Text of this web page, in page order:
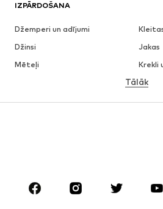
IZPĀRDOŠANA
Džemperi un adījumi
Džinsi
Jakas
Mēteļi
Krekli
Svārki
Aksesuāri
Tālāk